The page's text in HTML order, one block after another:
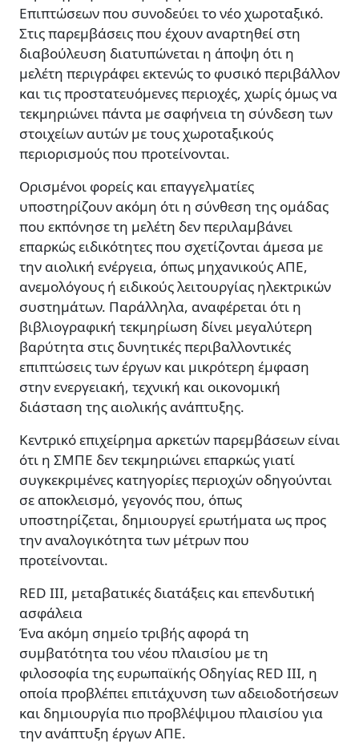
Επιπτώσεων που συνοδεύει το νέο χωροταξικό.
Στις παρεμβάσεις που έχουν αναρτηθεί στη
διαβούλευση διατυπώνεται η άποψη ότι η
μελέτη περιγράφει εκτενώς το φυσικό περιβάλλον
και τις προστατευόμενες περιοχές, χωρίς όμως να
τεκμηριώνει πάντα με σαφήνεια τη σύνδεση των
στοιχείων αυτών με τους χωροταξικούς
περιορισμούς που προτείνονται.
Ορισμένοι φορείς και επαγγελματίες
υποστηρίζουν ακόμη ότι η σύνθεση της ομάδας
που εκπόνησε τη μελέτη δεν περιλαμβάνει
επαρκώς ειδικότητες που σχετίζονται άμεσα με
την αιολική ενέργεια, όπως μηχανικούς ΑΠΕ,
ανεμολόγους ή ειδικούς λειτουργίας ηλεκτρικών
συστημάτων. Παράλληλα, αναφέρεται ότι η
βιβλιογραφική τεκμηρίωση δίνει μεγαλύτερη
βαρύτητα στις δυνητικές περιβαλλοντικές
επιπτώσεις των έργων και μικρότερη έμφαση
στην ενεργειακή, τεχνική και οικονομική
διάσταση της αιολικής ανάπτυξης.
Κεντρικό επιχείρημα αρκετών παρεμβάσεων είναι
ότι η ΣΜΠΕ δεν τεκμηριώνει επαρκώς γιατί
συγκεκριμένες κατηγορίες περιοχών οδηγούνται
σε αποκλεισμό, γεγονός που, όπως
υποστηρίζεται, δημιουργεί ερωτήματα ως προς
την αναλογικότητα των μέτρων που
προτείνονται.
RED III, μεταβατικές διατάξεις και επενδυτική
ασφάλεια
Ένα ακόμη σημείο τριβής αφορά τη
συμβατότητα του νέου πλαισίου με τη
φιλοσοφία της ευρωπαϊκής Οδηγίας RED III, η
οποία προβλέπει επιτάχυνση των αδειοδοτήσεων
και δημιουργία πιο προβλέψιμου πλαισίου για
την ανάπτυξη έργων ΑΠΕ.